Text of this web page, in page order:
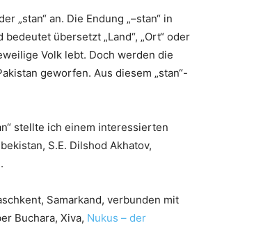
„stan“ an. Die Endung „–stan“ in
übersetzt „Land“, „Ort“ oder
Volk lebt. Doch werden die
geworfen. Aus diesem „stan“-
stellte ich einem interessierten
S.E. Dilshod Akhatov,
Samarkand, verbunden mit
Buchara, Xiva, Nukus – der